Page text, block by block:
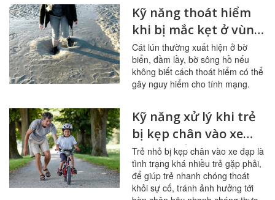
Kỹ năng thoát hiểm
khi bị mắc kẹt ở vùng
cát lún
Cát lún thường xuất hiện ở bờ
biển, đầm lầy, bờ sông hồ nếu
không biết cách thoát hiểm có thể
gây nguy hiểm cho tính mạng.
Kỹ năng xử lý khi trẻ
bị kẹp chân vào xe
đạp chuẩn xác
Trẻ nhỏ bị kẹp chân vào xe đạp là
tình trạng khá nhiều trẻ gặp phải,
để giúp trẻ nhanh chóng thoát
khỏi sự cố, tránh ảnh hưởng tới